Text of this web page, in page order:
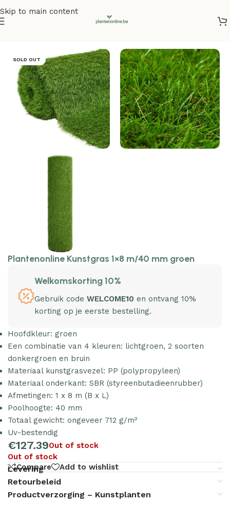
Skip to main content
SOLD OUT
Plantenonline Kunstgras 1×8 m/40 mm groen
Welkomskorting 10%
Gebruik code WELCOME10 en ontvang 10%
korting op je eerste bestelling.
Hoofdkleur: groen
Een combinatie van 4 kleuren: lichtgroen, 2 soorten
donkergroen en bruin
Materiaal kunstgrasvezel: PP (polypropyleen)
Materiaal onderkant: SBR (styreenbutadieenrubber)
Afmetingen: 1 x 8 m (B x L)
Poolhoogte: 40 mm
Totaal gewicht: ongeveer 712 g/m²
Uv-bestendig
€127.39Out of stock
Out of stock
Compare
Add to wishlist
Levering
Retourbeleid
Productverzorging – Kunstplanten